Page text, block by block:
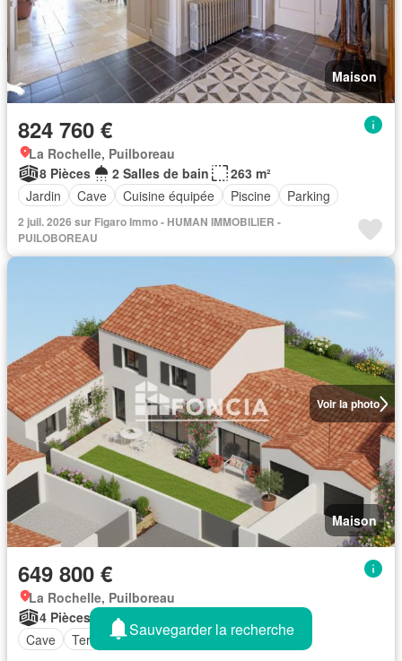
Maison
824 760 €
La Rochelle, Puilboreau
8 Pièces
2 Salles de bain
263 m²
Jardin
Cave Cuisine équipée Piscine Parking
2 juil. 2026 sur Figaro Immo - HUMAN IMMOBILIER -
PUILOBOREAU
Voir la photo
Maison
649 800 €
La Rochelle, Puilboreau
4 Pièces
142 m²
Cave
Terrasse Cuisine équipée Parking
Sauvegarder la recherche